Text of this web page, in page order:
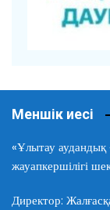
Меншік иесі
«Ұлытау аудандық
жауапкершілігі
Директор: